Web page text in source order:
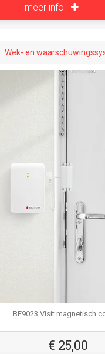
meer info
Wek- en
BE9023 Visit magnetisch
€ 25,00